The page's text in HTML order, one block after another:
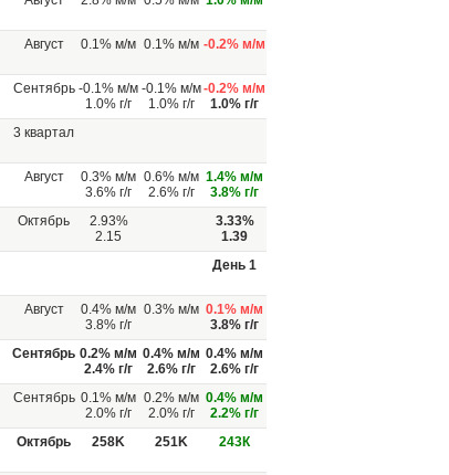
Август 0.1% м/м 0.1% м/м -0.2% м/м
Сентябрь -0.1% м/м
1.0% г/г
-0.1% м/м
1.0% г/г
-0.2% м/м
1.0% г/г
3 квартал
Август
0.3% м/м
3.6% г/г
0.6% м/м
2.6% г/г
1.4% м/м
3.8% г/г
Октябрь
2.93%
2.15
3.33%
1.39
День 1
Август
0.4% м/м
3.8% г/г
0.3% м/м 0.1% м/м
3.8% г/г
Сентябрь 0.2% м/м
2.4% г/г
0.4% м/м
2.6% г/г
0.4% м/м
2.6% г/г
Сентябрь 0.1% м/м
2.0% г/г
0.2% м/м
2.0% г/г
0.4% м/м
2.2% г/г
Октябрь 258K 251K 243К